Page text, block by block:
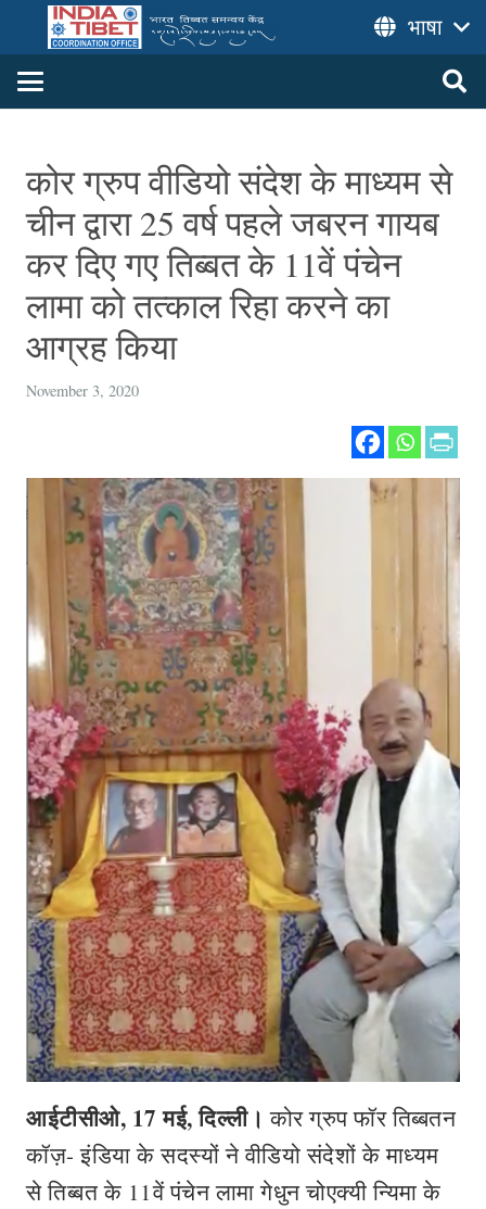
भाषा
कोर ग्रुप वीडियो संदेश के माध्यम से
चीन द्वारा 25 वर्ष पहले जबरन गायब
कर दिए गए तिब्बत के 11वें पंचेन
लामा को तत्काल रिहा करने का
आग्रह किया
November 3, 2020
आईटीसीओ, 17 मई, दिल्ली। कोर ग्रुप फॉर तिब्बतन
कॉज़- इंडिया के सदस्यों ने वीडियो संदेशों के माध्यम
से तिब्बत के 11वें पंचेन लामा गेधुन चोएक्यी न्यिमा के